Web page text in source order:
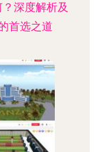
深度解析及
首选之道